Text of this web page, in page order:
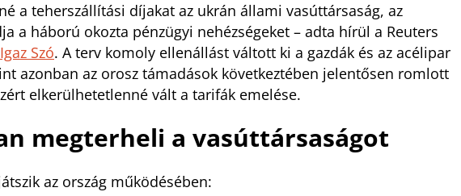
a teherszállítási díjakat az ukrán állami vasúttársaság, az
a háború okozta pénzügyi nehézségeket – adta hírül a Reuters
Szó. A terv komoly ellenállást váltott ki a gazdák és az acélipar
azonban az orosz támadások következtében jelentősen romlott
elkerülhetetlenné vált a tarifák emelése.
megterheli a vasúttársaságot
az ország működésében: